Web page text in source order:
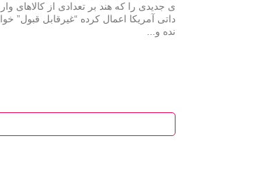
ی جدیدی را که هند بر تعدادی از کالاهای وار
داتی آمریکا اعمال کرده “غیرقابل قبول” خوا
نده و...